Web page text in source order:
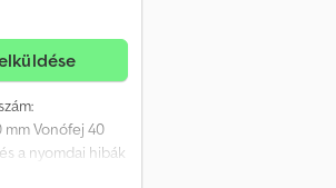
mm Vonófej 40
a nyomdai hibák
foglalt